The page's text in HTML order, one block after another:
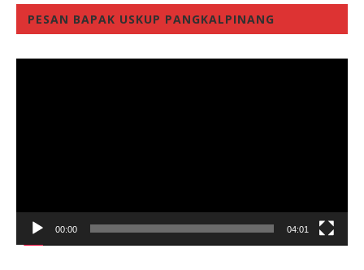
PESAN BAPAK USKUP PANGKALPINANG
00:00 04:01